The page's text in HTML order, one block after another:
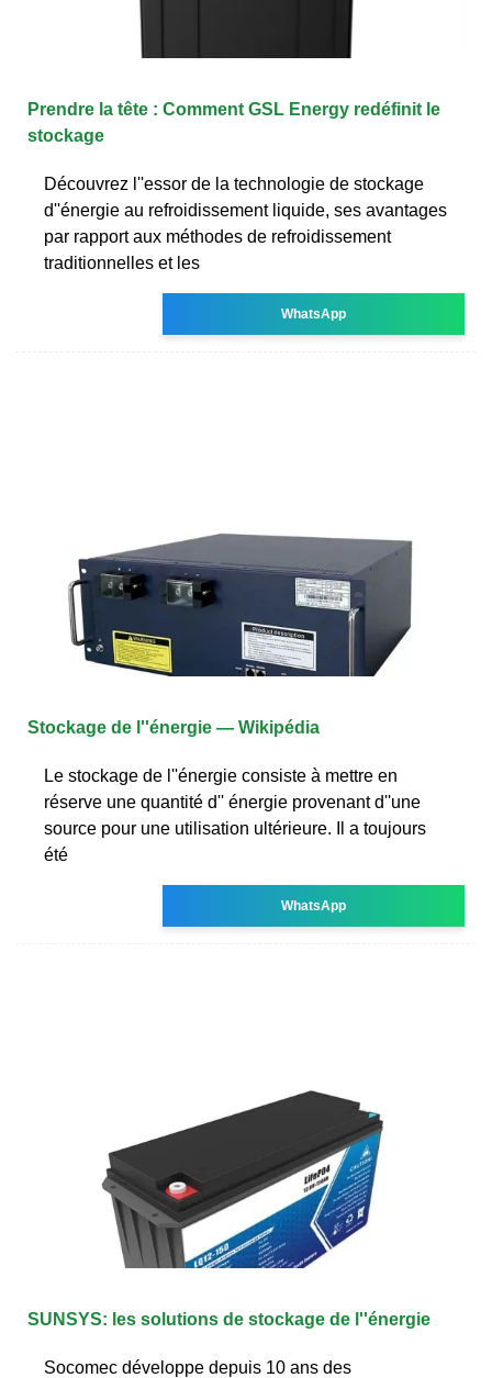
Prendre la tête : Comment GSL Energy redéfinit le
stockage
Découvrez l''essor de la technologie de stockage
d''énergie au refroidissement liquide, ses avantages
par rapport aux méthodes de refroidissement
traditionnelles et les
WhatsApp
Stockage de l''énergie — Wikipédia
Le stockage de l''énergie consiste à mettre en
réserve une quantité d'' énergie provenant d''une
source pour une utilisation ultérieure. Il a toujours
été
WhatsApp
SUNSYS: les solutions de stockage de l''énergie
Socomec développe depuis 10 ans des